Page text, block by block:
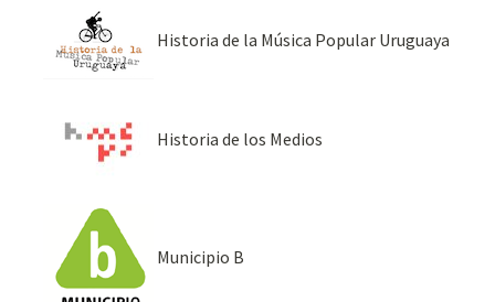
Historia de la Música Popular Uruguaya
Historia de los Medios
Municipio B